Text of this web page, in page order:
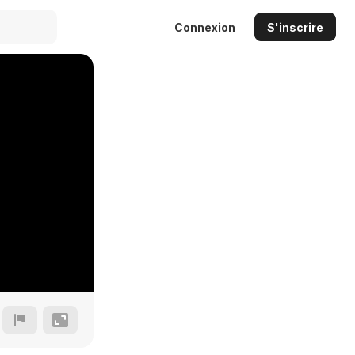
Connexion S'inscrire